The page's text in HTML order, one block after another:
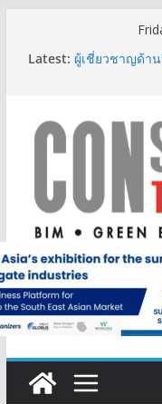
Latest:
IHG Hotels &
อ่าวนางแห่งแร
ผู้เชี่ยวชาญด้า
TITLE เผยราย
เติบโต 377%
BCT Expo
Construction
ก่อสร้างและเห
เดินหน้าสร้างก